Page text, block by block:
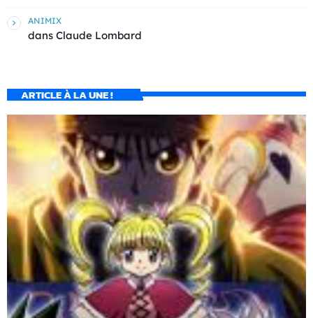
ANIMIX
dans Claude Lombard
ARTICLE À LA UNE !